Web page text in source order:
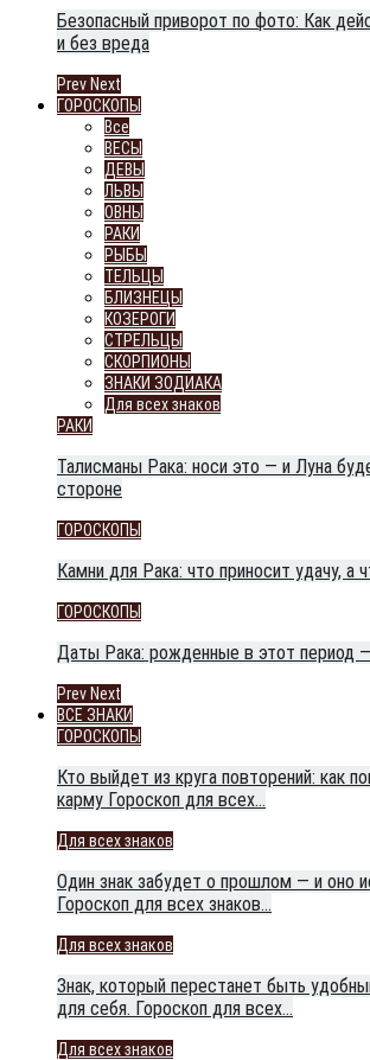
Безопасный приворот по фото: Как
и без вреда
Prev Next
ГОРОСКОПЫ
Все
ВЕСЫ
ДЕВЫ
ЛЬВЫ
ОВНЫ
РАКИ
РЫБЫ
ТЕЛЬЦЫ
БЛИЗНЕЦЫ
КОЗЕРОГИ
СТРЕЛЬЦЫ
СКОРПИОНЫ
ЗНАКИ ЗОДИАКА
Для всех знаков
РАКИ
Талисманы Рака: носи это — и Луна
стороне
ГОРОСКОПЫ
Камни для Рака: что приносит удачу, а
ГОРОСКОПЫ
Даты Рака: рожденные в этот период
Prev Next
ВСЕ ЗНАКИ
ГОРОСКОПЫ
Кто выйдет из круга повторений: как
карму Гороскоп для всех…
Для всех знаков
Один знак забудет о прошлом — и оно
Гороскоп для всех знаков…
Для всех знаков
Знак, который перестанет быть
для себя. Гороскоп для всех…
Для всех знаков